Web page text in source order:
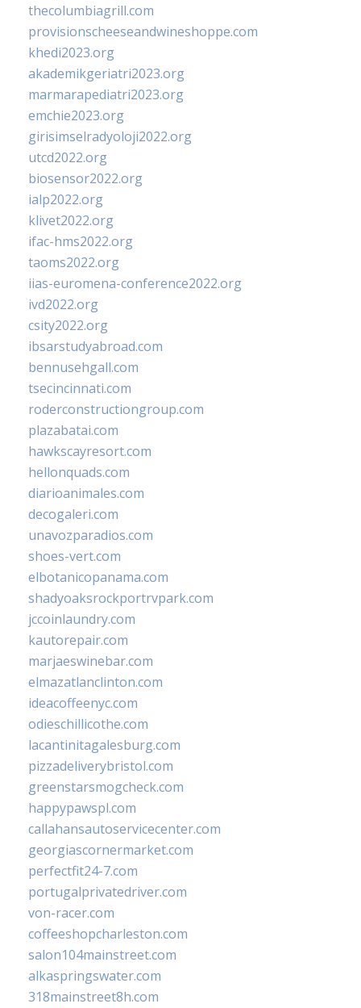
thecolumbiagrill.com
provisionscheeseandwineshoppe.com
khedi2023.org
akademikgeriatri2023.org
marmarapediatri2023.org
emchie2023.org
girisimselradyoloji2022.org
utcd2022.org
biosensor2022.org
ialp2022.org
klivet2022.org
ifac-hms2022.org
taoms2022.org
iias-euromena-conference2022.org
ivd2022.org
csity2022.org
ibsarstudyabroad.com
bennusehgall.com
tsecincinnati.com
roderconstructiongroup.com
plazabatai.com
hawkscayresort.com
hellonquads.com
diarioanimales.com
decogaleri.com
unavozparadios.com
shoes-vert.com
elbotanicopanama.com
shadyoaksrockportrvpark.com
jccoinlaundry.com
kautorepair.com
marjaeswinebar.com
elmazatlanclinton.com
ideacoffeenyc.com
odieschillicothe.com
lacantinitagalesburg.com
pizzadeliverybristol.com
greenstarsmogcheck.com
happypawspl.com
callahansautoservicecenter.com
georgiascornermarket.com
perfectfit24-7.com
portugalprivatedriver.com
von-racer.com
coffeeshopcharleston.com
salon104mainstreet.com
alkaspringswater.com
318mainstreet8h.com